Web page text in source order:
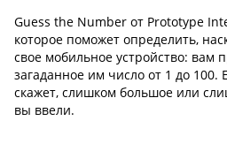
Guess the Number от Prototype
которое поможет определить,
свое мобильное устройство: вам
загаданное им число от 1 до 100.
скажет, слишком большое или
вы ввели.